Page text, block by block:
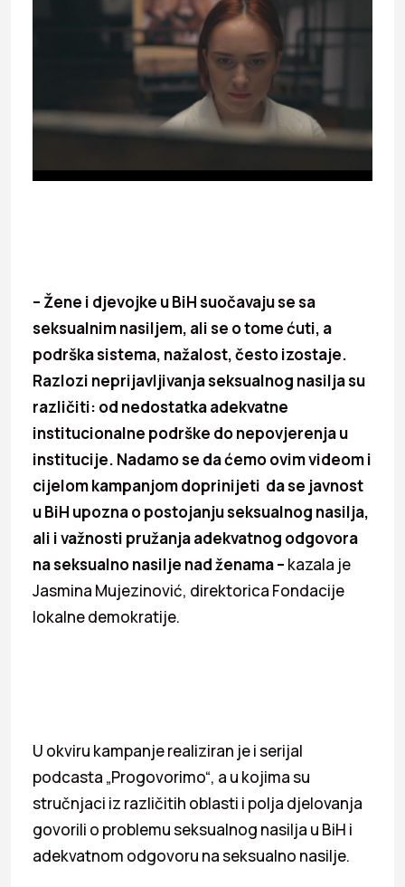
– Žene i djevojke u BiH suočavaju se sa
seksualnim nasiljem, ali se o tome ćuti, a
podrška sistema, nažalost, često izostaje.
Razlozi neprijavljivanja seksualnog nasilja su
različiti: od nedostatka adekvatne
institucionalne podrške do nepovjerenja u
institucije. Nadamo se da ćemo ovim videom i
cijelom kampanjom doprinijeti da se javnost
u BiH upozna o postojanju seksualnog nasilja,
ali i važnosti pružanja adekvatnog odgovora
na seksualno nasilje nad ženama – kazala je
Jasmina Mujezinović, direktorica Fondacije
lokalne demokratije.
U okviru kampanje realiziran je i serijal
podcasta „Progovorimo“, a u kojima su
stručnjaci iz različitih oblasti i polja djelovanja
govorili o problemu seksualnog nasilja u BiH i
adekvatnom odgovoru na seksualno nasilje.